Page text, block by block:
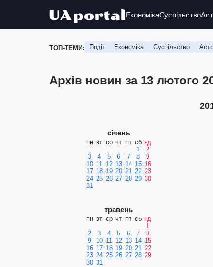
ЕкономікаСуспільство
ТОП-ТЕМИ: Події Економіка Суспільство
Архів новин за 13 лютого
січень
пн вт ср чт пт сб нд
1
2
3
4 5 6 7 8
9
10 11 12 13 14 15 16
17 18 19 20 21 22 23
24 25 26 27 28 29 30
31
травень
пн вт ср чт пт сб нд
1
2
3 4 5 6 7
8
9
10 11 12 13 14 15
16 17 18 19 20 21 22
23 24 25 26 27 28 29
30 31